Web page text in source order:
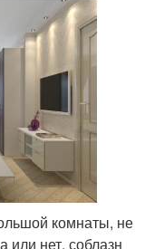
комнаты, не
или нет, соблазн